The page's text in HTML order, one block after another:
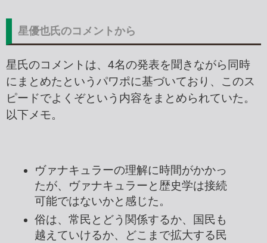
星優也氏のコメントから
星氏のコメントは、4名の発表を聞きながら同時
にまとめたというパワポに基づいており、このス
ピードでよくぞという内容をまとめられていた。
以下メモ。
ヴァナキュラーの理解に時間がかかっ
たが、ヴァナキュラーと歴史学は接続
可能ではないかと感じた。
俗は、常民とどう関係するか、国民も
越えていけるか、どこまで拡大する民